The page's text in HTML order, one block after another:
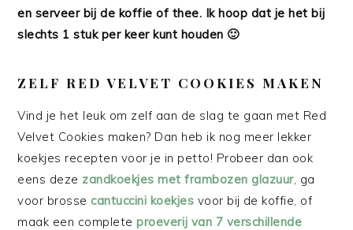
en serveer bij de koffie of thee. Ik hoop dat je het bij
slechts 1 stuk per keer kunt houden 🙂
ZELF RED VELVET COOKIES MAKEN
Vind je het leuk om zelf aan de slag te gaan met Red
Velvet Cookies maken? Dan heb ik nog meer lekker
koekjes recepten voor je in petto! Probeer dan ook
eens deze zandkoekjes met frambozen glazuur, ga
voor brossecantuccini koekjes voor bij de koffie, of
maak een completeproeverij van 7 verschillende